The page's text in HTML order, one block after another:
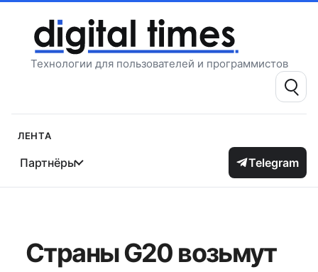
содержимому
Технологии для пользователей и программистов
Поиск:
Лента
Партнёры Telegram
Страны G20 возьмут